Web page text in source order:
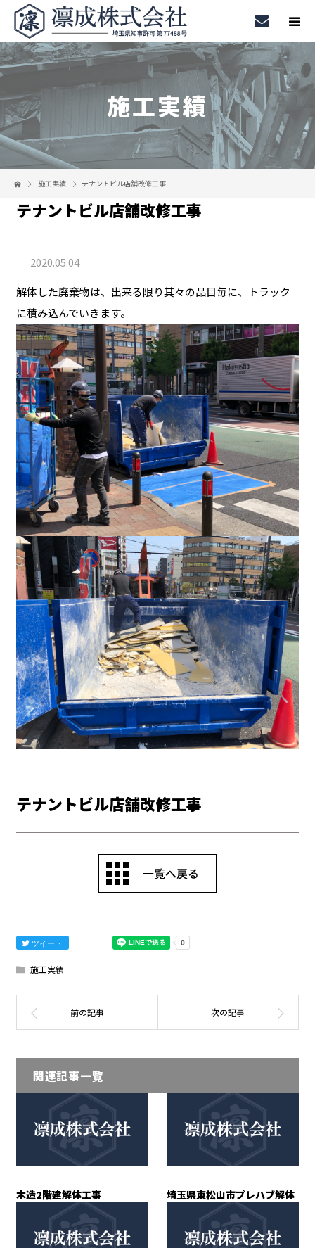
施工実績
施工実績 テナントビル店舗改修工事
テナントビル店舗改修工事
2020.05.04
解体した廃棄物は、出来る限り其々の品目毎に、トラック
に積み込んでいきます。
テナントビル店舗改修工事
ツイート
施工実績
関連記事一覧
木造2階建解体工事 埼玉県東松山市プレハブ解体